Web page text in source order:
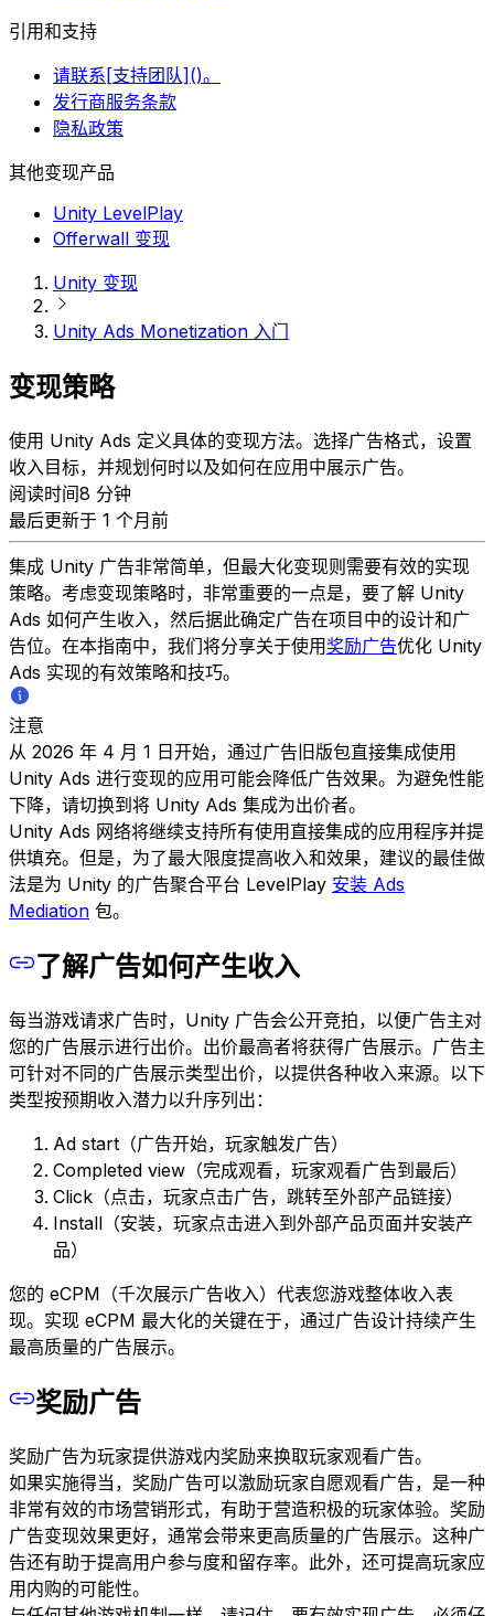
引用和支持
请联系[支持团队]()。
发行商服务条款
隐私政策
其他变现产品
Unity LevelPlay
Offerwall 变现
Unity 变现
Unity Ads Monetization 入门
变现策略
使用 Unity Ads 定义具体的变现方法。选择广告格式，设置
收入目标，并规划何时以及如何在应用中展示广告。
阅读时间8 分钟
最后更新于 1 个月前
集成 Unity 广告非常简单，但最大化变现则需要有效的实现
策略。考虑变现策略时，非常重要的一点是，要了解 Unity
Ads 如何产生收入，然后据此确定广告在项目中的设计和广
告位。在本指南中，我们将分享关于使用 奖励广告优化 Unity
Ads 实现的有效策略和技巧。
注意
从 2026 年 4 月 1 日开始，通过广告旧版包直接集成使用
Unity Ads 进行变现的应用可能会降低广告效果。为避免性能
下降，请切换到将 Unity Ads 集成为出价者。
Unity Ads 网络将继续支持所有使用直接集成的应用程序并提
供填充。但是，为了最大限度提高收入和效果，建议的最佳做
法是为 Unity 的广告聚合平台 LevelPlay 安装 Ads
Mediation 包。
了解广告如何产生收入
每当游戏请求广告时，Unity 广告会公开竞拍，以便广告主对
您的广告展示进行出价。出价最高者将获得广告展示。广告主
可针对不同的广告展示类型出价，以提供各种收入来源。以下
类型按预期收入潜力以升序列出：
Ad start（广告开始，玩家触发广告）
Completed view（完成观看，玩家观看广告到最后）
Click（点击，玩家点击广告，跳转至外部产品链接）
Install（安装，玩家点击进入到外部产品页面并安装产
品）
您的 eCPM（千次展示广告收入）代表您游戏整体收入表
现。实现 eCPM 最大化的关键在于，通过广告设计持续产生
最高质量的广告展示。
奖励广告
奖励广告为玩家提供游戏内奖励来换取玩家观看广告。
如果实施得当，奖励广告可以激励玩家自愿观看广告，是一种
非常有效的市场营销形式，有助于营造积极的玩家体验。奖励
广告变现效果更好，通常会带来更高质量的广告展示。这种广
告还有助于提高用户参与度和留存率。此外，还可提高玩家应
用内购的可能性。